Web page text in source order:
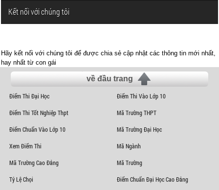
Kết nối với chúng tôi
Hãy kết nối với chúng tôi để được chia sẻ cập nhật các thông tin mới nhất,
hay nhất từ con gái
về đầu trang
Điểm Thi Đại Học Điểm Thi Vào Lớp 10
Điểm Thi Tốt Nghiệp Thpt Mã Trường THPT
Điểm Chuẩn Vào Lớp 10 Mã Trường Đại Học
Xem Điểm Thi Mã Ngành
Mã Trường Cao Đẳng Mã Trường
Tỷ Lệ Chọi Điểm Chuẩn Đại Học Cao Đẳng